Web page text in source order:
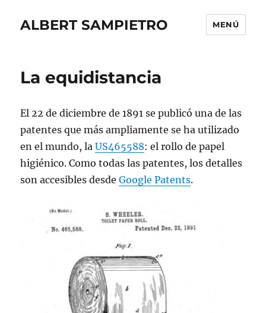
ALBERT SAMPIETRO MENÚ
La equidistancia
El 22 de diciembre de 1891 se publicó una de las
patentes que más ampliamente se ha utilizado
en el mundo, laUS465588: el rollo de papel
higiénico. Como todas las patentes, los detalles
son accesibles desdeGoogle Patents.